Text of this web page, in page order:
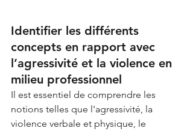
Identifier les différents
concepts en rapport avec
l’agressivité et la violence en
milieu professionnel
Il est essentiel de comprendre les
notions telles que l'agressivité, la
violence verbale et physique, le